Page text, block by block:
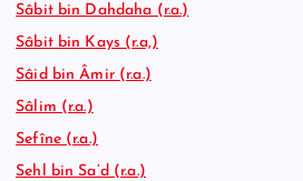
Sâbit bin Dahdaha (r.a.)
Sâbit bin Kays (r.a,)
Sâid bin Âmir (r.a.)
Sâlim (r.a.)
Sefîne (r.a.)
Sehl bin Sa’d (r.a.)